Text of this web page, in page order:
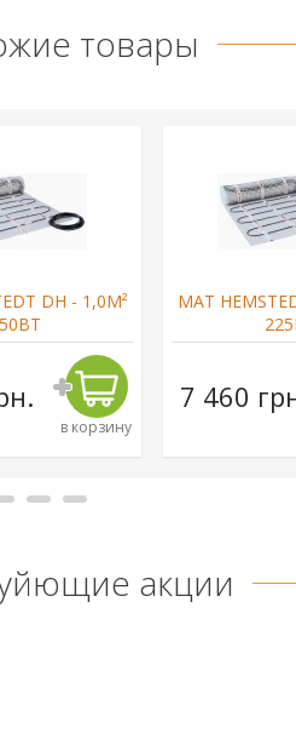
товары
DH - 1,0М²
в корзину
МАТ
7 460
акции